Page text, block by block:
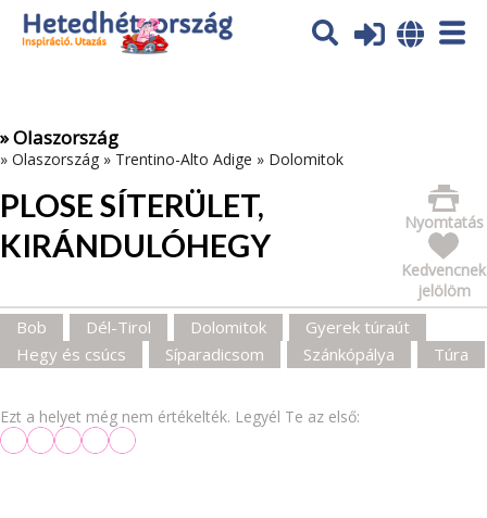
Az oldal sütiket (cookies) használ. További tájékoztatás itt:
Adatvédelmi tájékoztató
» Olaszország
» Olaszország » Trentino-Alto Adige » Dolomitok
PLOSE SÍTERÜLET,
KIRÁNDULÓHEGY
Nyomtatás
Kedvencnek
jelölöm
Bob Dél-Tirol Dolomitok
Gyerek túraút
Hegy és csúcs
Síparadicsom Szánkópálya Túra
Ezt a helyet még nem értékelték. Legyél Te az első: